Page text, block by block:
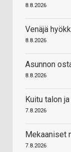
8.8.2026
Venäjä
8.8.2026
Asunnon
8.8.2026
Kuitu talon
7.8.2026
Mekaaniset
7.8.2026